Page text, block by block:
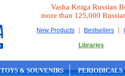
Vasha Kniga Russian
more than 125,000
New Products | Bestsellers |
Libraries
TOYS & SOUVENIRS PERIODICALS